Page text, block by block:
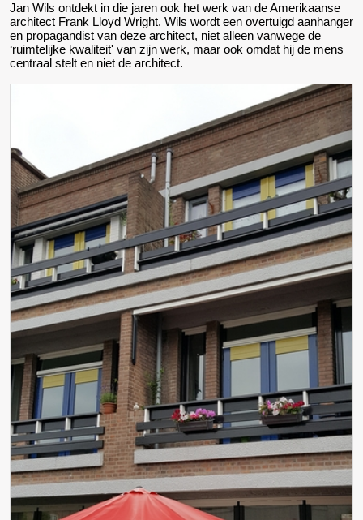
Jan Wils ontdekt in die jaren ook het werk van de Amerikaanse
architect Frank Lloyd Wright. Wils wordt een overtuigd aanhanger
en propagandist van deze architect, niet alleen vanwege de
‘ruimtelijke kwaliteit' van zijn werk, maar ook omdat hij de mens
centraal stelt en niet de architect.